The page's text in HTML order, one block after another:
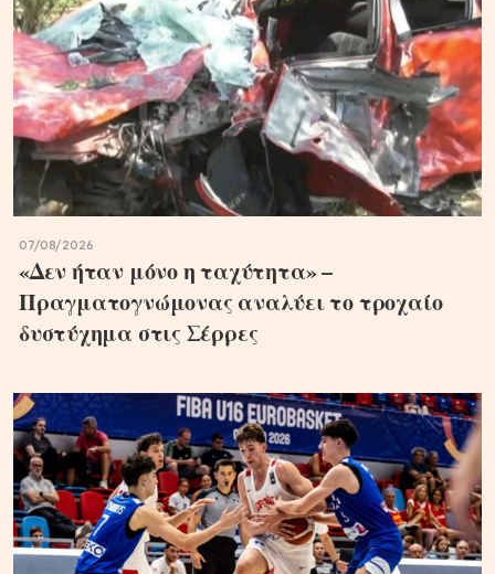
07/08/2026
«Δεν ήταν μόνο η ταχύτητα» –
Πραγματογνώμονας αναλύει το τροχαίο
δυστύχημα στις Σέρρες